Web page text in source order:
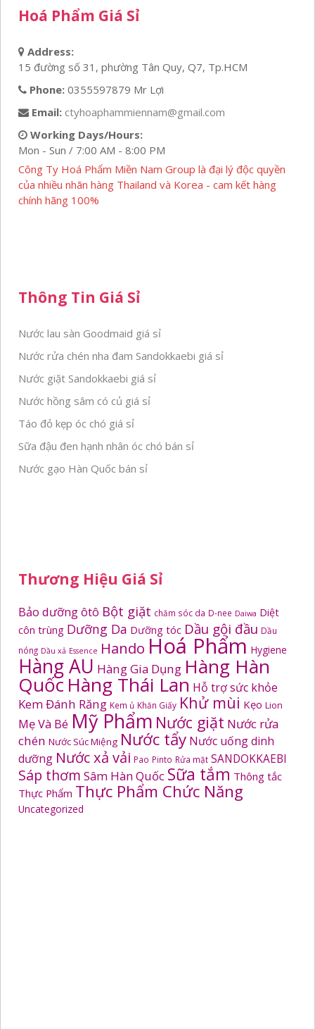
Hoá Phẩm Giá Sỉ
Address:
15 đường số 31, phường Tân Quy, Q7, Tp.HCM
Phone: 0355597879 Mr Lợi
Email: ctyhoaphammiennam@gmail.com
Working Days/Hours:
Mon - Sun / 7:00 AM - 8:00 PM
Công Ty Hoá Phẩm Miền Nam Group là đại lý độc quyền
của nhiều nhãn hàng Thailand và Korea - cam kết hàng
chính hãng 100%
Thông Tin Giá Sỉ
Nước lau sàn Goodmaid giá sỉ
Nước rửa chén nha đam Sandokkaebi giá sỉ
Nước giặt Sandokkaebi giá sỉ
Nước hồng sâm có củ giá sỉ
Táo đỏ kẹp óc chó giá sỉ
Sữa đậu đen hạnh nhân óc chó bán sỉ
Nước gạo Hàn Quốc bán sỉ
Thương Hiệu Giá Sỉ
Bảo dưỡng ôtô Bột giặt chăm sóc da D-nee Daiwa Diệt
côn trùng Dưỡng Da Dưỡng tóc Dầu gội đầu Dầu
nóng Dầu xả Essence Hando Hoá Phẩm Hygiene
Hàng AU Hàng Gia Dụng Hàng Hàn
Quốc Hàng Thái Lan Hỗ trợ sức khỏe
Kem Đánh Răng Kem ủ Khăn Giấy Khử mùi Kẹo Lion
Mẹ Và Bé Mỹ Phẩm Nước giặt Nước rửa
chén Nước Súc Miệng Nước tẩy Nước uống dinh
dưỡng Nước xả vải Pao Pinto Rửa mặt SANDOKKAEBI
Sáp thơm Sâm Hàn Quốc Sữa tắm Thông tắc
Thực Phẩm Thực Phẩm Chức Năng
Uncategorized